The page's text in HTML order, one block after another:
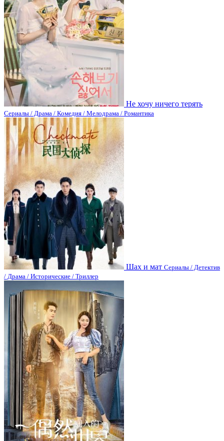
Не хочу ничего терять
Сериалы / Драма / Комедия / Мелодрама / Романтика
Шах и мат Сериалы / Детектив
/ Драма / Исторические / Триллер